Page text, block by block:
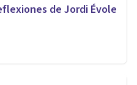
de Jordi Évole